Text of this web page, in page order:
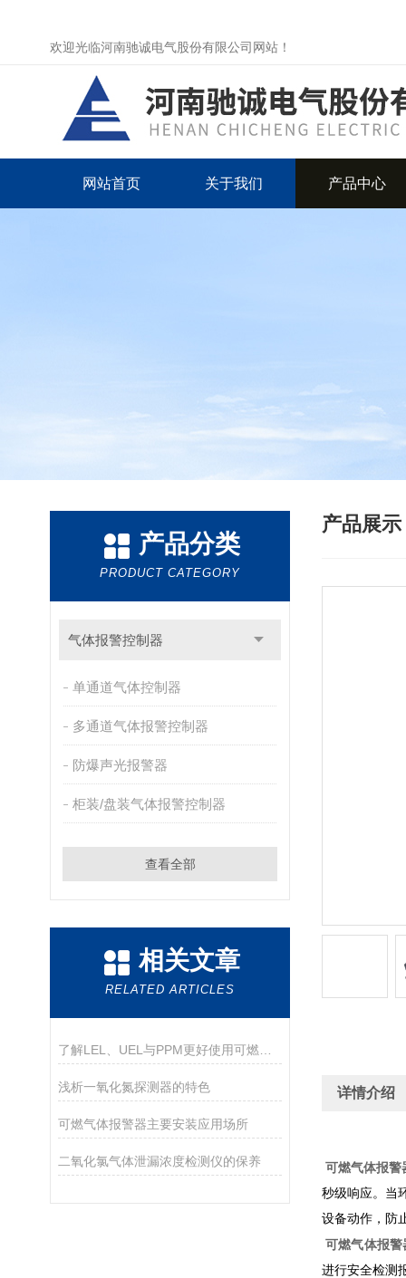
欢迎光临河南驰诚电气股份有限公司网站！
网站首页 关于我们 产品中心
产品分类
PRODUCT CATEGORY
气体报警控制器
单通道气体控制器
多通道气体报警控制器
防爆声光报警器
柜装/盘装气体报警控制器
查看全部
相关文章
RELATED ARTICLES
浅析一氧化氮探测器的特色
可燃气体报警器主要安装应用场所
二氧化氯气体泄漏浓度检测仪的保养
产品展示
详情介绍
可燃气体报警
秒级响应。当
设备动作，防
可燃气体报
进行安全检测